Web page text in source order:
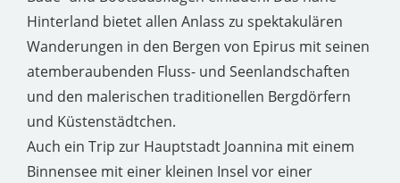
Hinterland bietet allen Anlass zu spektakulären
Wanderungen in den Bergen von Epirus mit seinen
atemberaubenden Fluss- und Seenlandschaften
und den malerischen traditionellen Bergdörfern
und Küstenstädtchen.
Auch ein Trip zur Hauptstadt Joannina mit einem
Binnensee mit einer kleinen Insel vor einer